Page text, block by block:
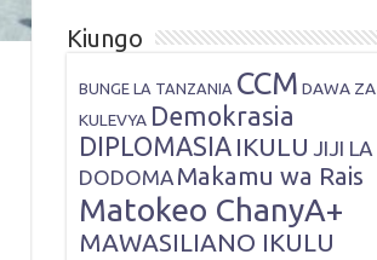
Kiungo
BUNGE LA TANZANIA CCM DAWA ZA
KULEVYA Demokrasia
DIPLOMASIA IKULU JIJI LA
DODOMA Makamu wa Rais
Matokeo ChanyA+
MAWASILIANO IKULU